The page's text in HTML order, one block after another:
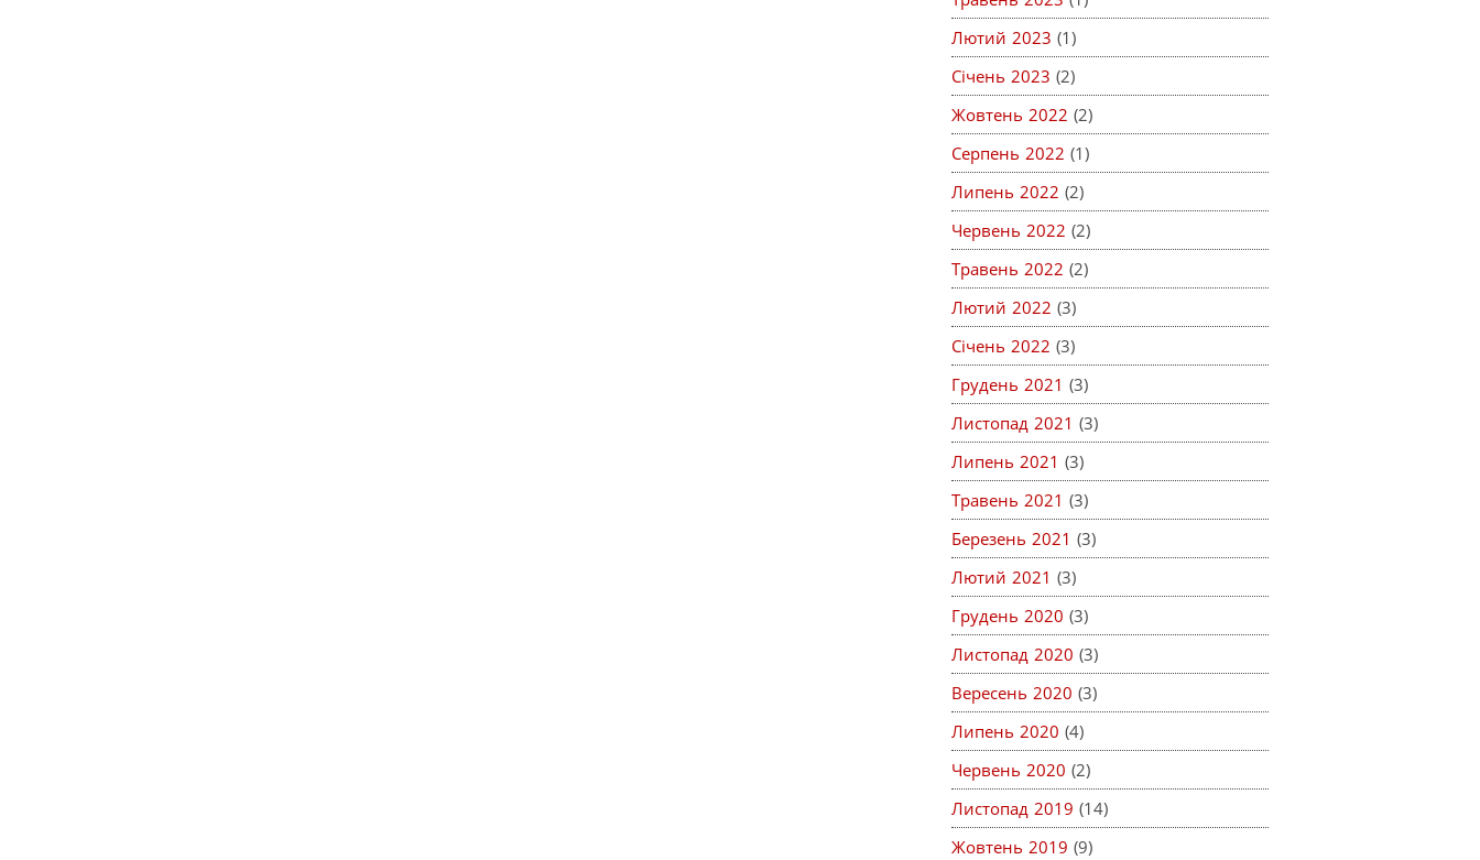
Лютий 2023 (1)
Січень 2023 (2)
Жовтень 2022 (2)
Серпень 2022 (1)
Липень 2022 (2)
Червень 2022 (2)
Травень 2022 (2)
Лютий 2022 (3)
Січень 2022 (3)
Грудень 2021 (3)
Листопад 2021 (3)
Липень 2021 (3)
Травень 2021 (3)
Березень 2021 (3)
Лютий 2021 (3)
Грудень 2020 (3)
Листопад 2020 (3)
Вересень 2020 (3)
Липень 2020 (4)
Червень 2020 (2)
Листопад 2019 (14)
Жовтень 2019 (9)